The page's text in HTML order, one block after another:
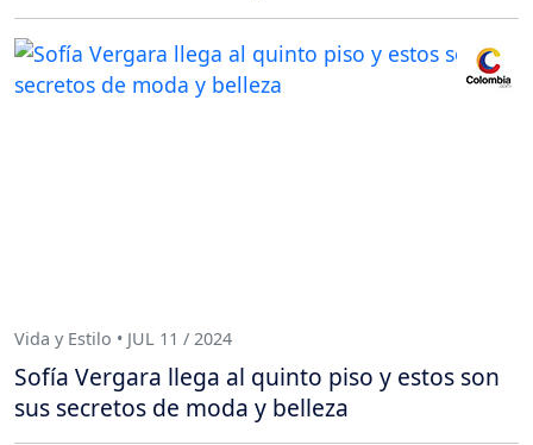
Vida y Estilo • JUL 11 / 2024
Sofía Vergara llega al quinto piso y estos son
sus secretos de moda y belleza